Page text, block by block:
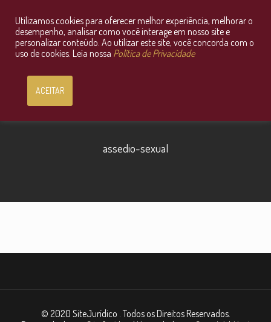
Consultoria Jurídica OnLine
assedio-sexual
© 2020 SiteJurídico . Todos os Direitos Reservados.
Utilizamos cookies para oferecer melhor experiência, melhorar o
desempenho, analisar como você interage em nosso site e
personalizar conteúdo. Ao utilizar este site, você concorda com o
uso de cookies. Leia nossa Política de Privacidade
ACEITAR